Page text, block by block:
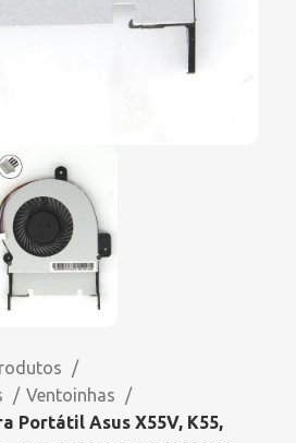
Ventoinhas
Portátil Asus X55V, K55,